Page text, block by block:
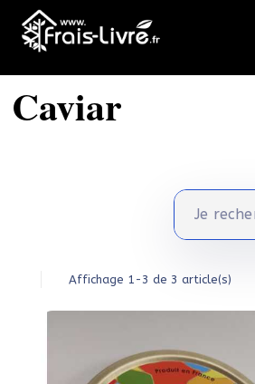
Caviar
Affichage 1-3 de 3 article(s)